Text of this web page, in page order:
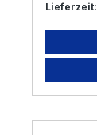
Lieferzeit: